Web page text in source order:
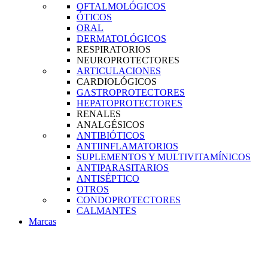
OFTALMOLÓGICOS
ÓTICOS
ORAL
DERMATOLÓGICOS
RESPIRATORIOS
NEUROPROTECTORES
ARTICULACIONES
CARDIOLÓGICOS
GASTROPROTECTORES
HEPATOPROTECTORES
RENALES
ANALGÉSICOS
ANTIBIÓTICOS
ANTIINFLAMATORIOS
SUPLEMENTOS Y MULTIVITAMÍNICOS
ANTIPARASITARIOS
ANTISÉPTICO
OTROS
CONDOPROTECTORES
CALMANTES
Marcas